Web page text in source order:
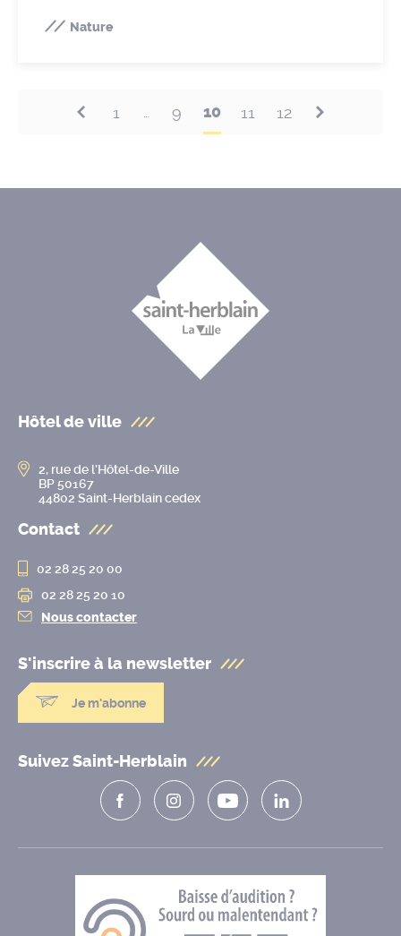
Nature
1 9 10 11 12
Hôtel de ville
2, rue de l’Hôtel-de-Ville
BP 50167
44802 Saint-Herblain cedex
Contact
02 28 25 20 00
02 28 25 20 10
Nous contacter
S'inscrire à la newsletter
Je m'abonne
Suivez Saint-Herblain